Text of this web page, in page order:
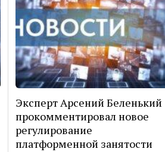
Эксперт Арсений Беленький
прокомментировал новое
регулирование
платформенной занятости